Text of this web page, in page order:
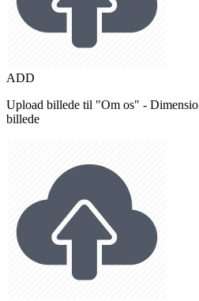
ADD
Upload billede til "Om os" -
billede